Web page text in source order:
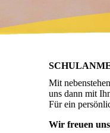
Mit
uns dann mit
Für ein
Wir freuen